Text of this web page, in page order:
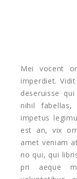
Mei vocent
imperdiet.
deseruisse
nihil
impetus
est an, vix
amet veniam
no qui, qui
pri aeque